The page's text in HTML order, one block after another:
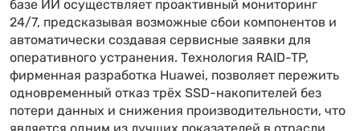
базе ИИ осуществляет проактивный мониторинг
24/7, предсказывая возможные сбои компонентов и
автоматически создавая сервисные заявки для
оперативного устранения. Технология RAID-TP,
фирменная разработка Huawei, позволяет пережить
одновременный отказ трёх SSD-накопителей без
потери данных и снижения производительности, что